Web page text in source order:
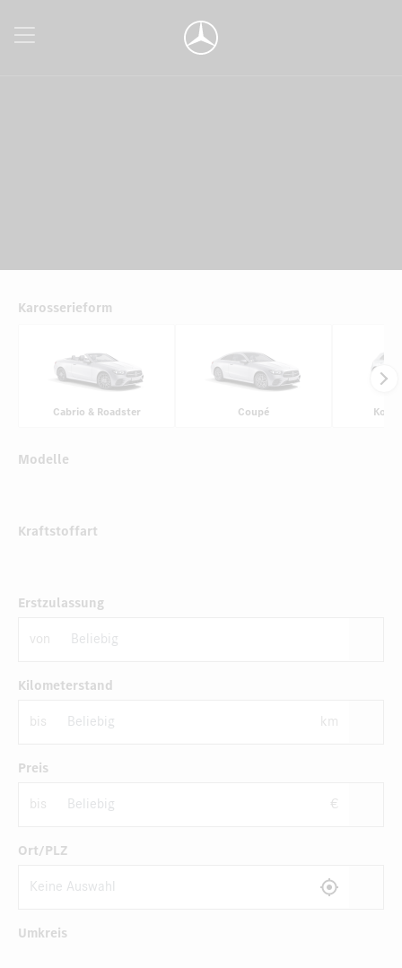
Karosserieform
Cabrio & Roadster Coupé
Modelle
Kraftstoffart
Erstzulassung
von
Kilometerstand
bis km
Preis
bis €
Ort/PLZ
Umkreis